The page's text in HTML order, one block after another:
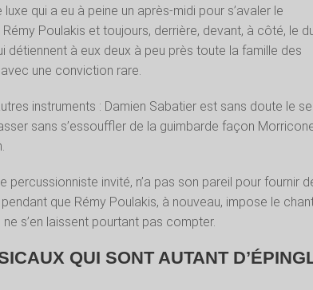
qui a eu à peine un après-midi pour s’avaler le
Poulakis et toujours, derrière, devant, à côté, le
détiennent à eux deux à peu près toute la famille des
une conviction rare.
instruments : Damien Sabatier est sans doute le
sans s’essouffler de la guimbarde façon
percussionniste invité, n’a pas son pareil pour fournir
que Rémy Poulakis, à nouveau, impose le
s’en laissent pourtant pas compter.
QUI SONT AUTANT